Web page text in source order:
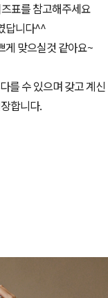
표를 참고해주세요
답니다^^
게 맞으실것 같아요~
를 수 있으며 갖고 계신
합니다.